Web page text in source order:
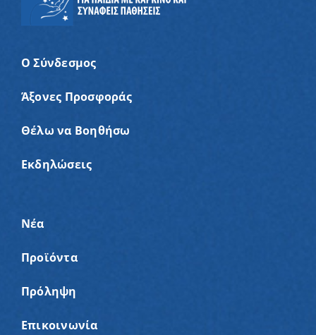
Ο Σύνδεσμος
Άξονες Προσφοράς
Θέλω να Βοηθήσω
Εκδηλώσεις
Νέα
Προϊόντα
Πρόληψη
Επικοινωνία